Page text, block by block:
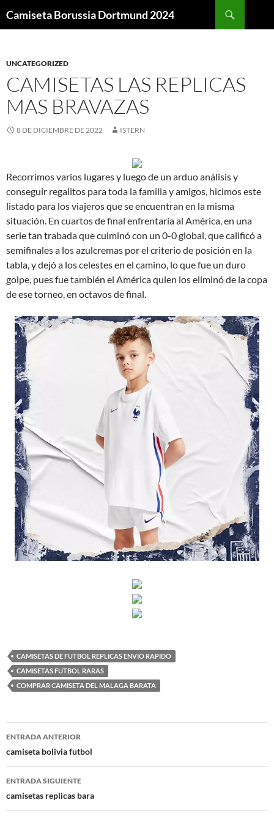
Camiseta Borussia Dortmund 2024
UNCATEGORIZED
CAMISETAS LAS REPLICAS
MAS BRAVAZAS
8 DE DICIEMBRE DE 2022 ISTERN
Recorrimos varios lugares y luego de un arduo análisis y
conseguir regalitos para toda la familia y amigos, hicimos este
listado para los viajeros que se encuentran en la misma
situación. En cuartos de final enfrentaría al América, en una
serie tan trabada que culminó con un 0-0 global, que calificó a
semifinales a los azulcremas por el criterio de posición en la
tabla, y dejó a los celestes en el camino, lo que fue un duro
golpe, pues fue también el América quien los eliminó de la copa
de ese torneo, en octavos de final.
CAMISETAS DE FUTBOL REPLICAS ENVIO RAPIDO
CAMISETAS FUTBOL RARAS
COMPRAR CAMISETA DEL MALAGA BARATA
Navegación
de
entradas
ENTRADA ANTERIOR
camiseta bolivia futbol
ENTRADA SIGUIENTE
camisetas replicas bara